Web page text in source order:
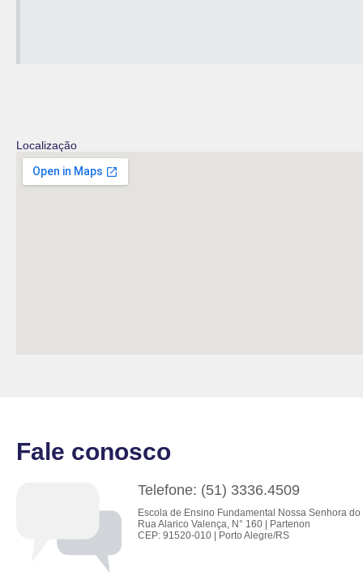
Localização
Fale conosco
Telefone: (51) 3336.4509
Escola de Ensino Fundamental Nossa Senhora do
Rua Alarico Valença, N° 160 | Partenon
CEP: 91520-010 | Porto Alegre/RS